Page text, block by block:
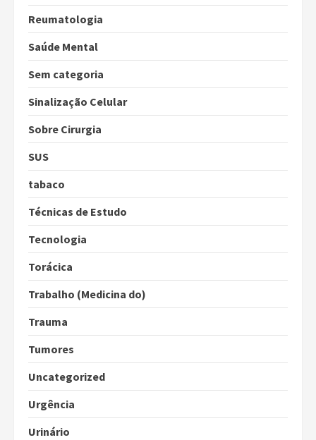
Reumatologia
Saúde Mental
Sem categoria
Sinalização Celular
Sobre Cirurgia
SUS
tabaco
Técnicas de Estudo
Tecnologia
Torácica
Trabalho (Medicina do)
Trauma
Tumores
Uncategorized
Urgência
Urinário